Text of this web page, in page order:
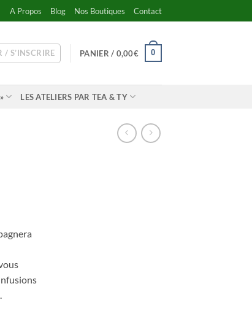
A Propos Blog Nos Boutiques Contact
/ S’INSCRIRE PANIER / 0,00€ 0
LES ATELIERS PAR TEA & TY